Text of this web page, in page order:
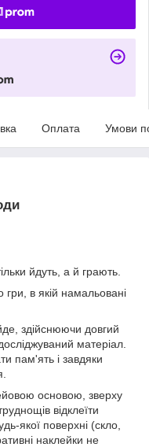
Оплата Умови
йдуть, а й грають.
в якій намальовані
здійснюючи довгий
матеріал.
пам'ять і завдяки
основою, зверху
відклеїти
якої поверхні (скло,
наклейки не